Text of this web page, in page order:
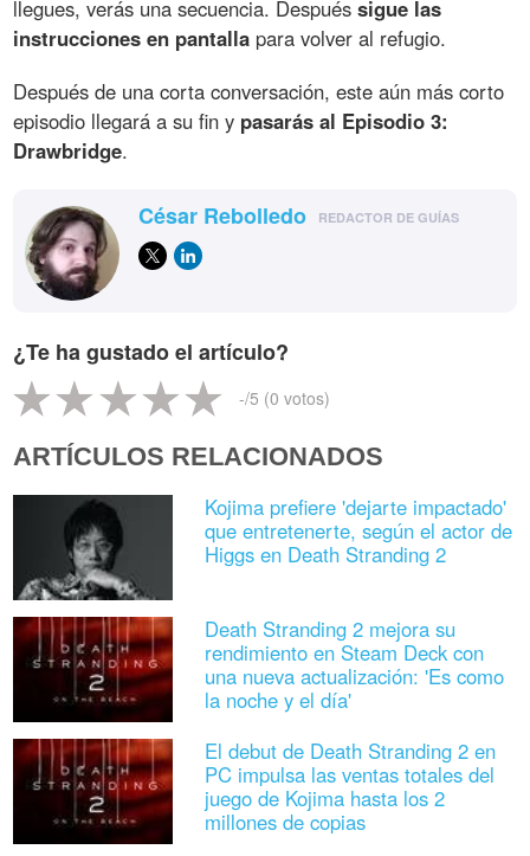
llegues, verás una secuencia. Despuéssigue las
instrucciones en pantalla para volver al refugio.
Después de una corta conversación, este aún más corto
episodio llegará a su fin y pasarás al Episodio 3:
Drawbridge.
César Rebolledo REDACTOR DE GUÍAS
¿Te ha gustado el artículo?
-/5 (0 votos)
ARTÍCULOS RELACIONADOS
Kojima prefiere 'dejarte impactado'
que entretenerte, según el actor de
Higgs en Death Stranding 2
Death Stranding 2 mejora su
rendimiento en Steam Deck con
una nueva actualización: 'Es como
la noche y el día'
El debut de Death Stranding 2 en
PC impulsa las ventas totales del
juego de Kojima hasta los 2
millones de copias